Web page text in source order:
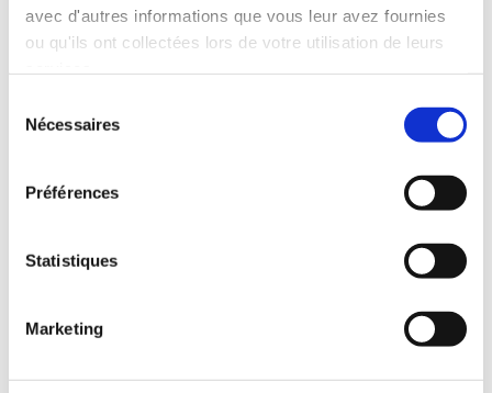
avec d'autres informations que vous leur avez fournies
ou qu'ils ont collectées lors de votre utilisation de leurs
Nécessaires
Préférences
Statistiques
Marketing
E-mail: